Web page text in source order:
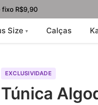
R$9,90
Size Calças
EXCLUSIVIDADE
Túnica